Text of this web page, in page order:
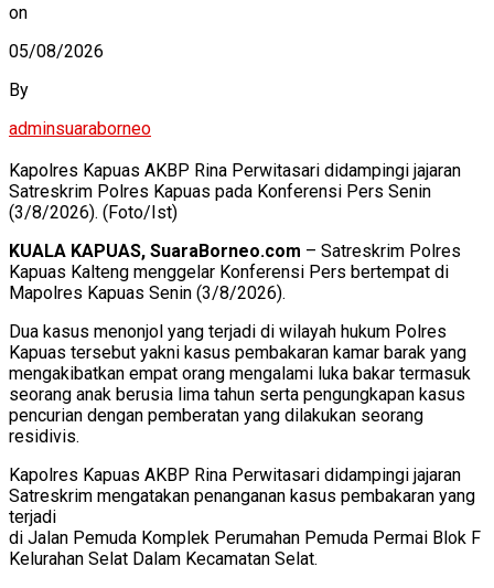
on
05/08/2026
By
adminsuaraborneo
Kapolres Kapuas AKBP Rina Perwitasari didampingi jajaran
Satreskrim Polres Kapuas pada Konferensi Pers Senin
(3/8/2026). (Foto/Ist)
KUALA KAPUAS, SuaraBorneo.com – Satreskrim Polres
Kapuas Kalteng menggelar Konferensi Pers bertempat di
Mapolres Kapuas Senin (3/8/2026).
Dua kasus menonjol yang terjadi di wilayah hukum Polres
Kapuas tersebut yakni kasus pembakaran kamar barak yang
mengakibatkan empat orang mengalami luka bakar termasuk
seorang anak berusia lima tahun serta pengungkapan kasus
pencurian dengan pemberatan yang dilakukan seorang
residivis.
Kapolres Kapuas AKBP Rina Perwitasari didampingi jajaran
Satreskrim mengatakan penanganan kasus pembakaran yang
terjadi
di Jalan Pemuda Komplek Perumahan Pemuda Permai Blok F
Kelurahan Selat Dalam Kecamatan Selat.